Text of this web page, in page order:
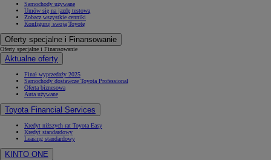
Samochody używane
Umów się na jazdę testową
Zobacz wszystkie cenniki
Konfiguruj swoją Toyotę
Oferty specjalne i Finansowanie
Oferty specjalne i Finansowanie
Aktualne oferty
Finał wyprzedaży 2025
Samochody dostawcze Toyota Professional
Oferta biznesowa
Auta używane
Toyota Financial Services
Kredyt niższych rat Toyota Easy
Kredyt standardowy
Leasing standardowy
KINTO ONE